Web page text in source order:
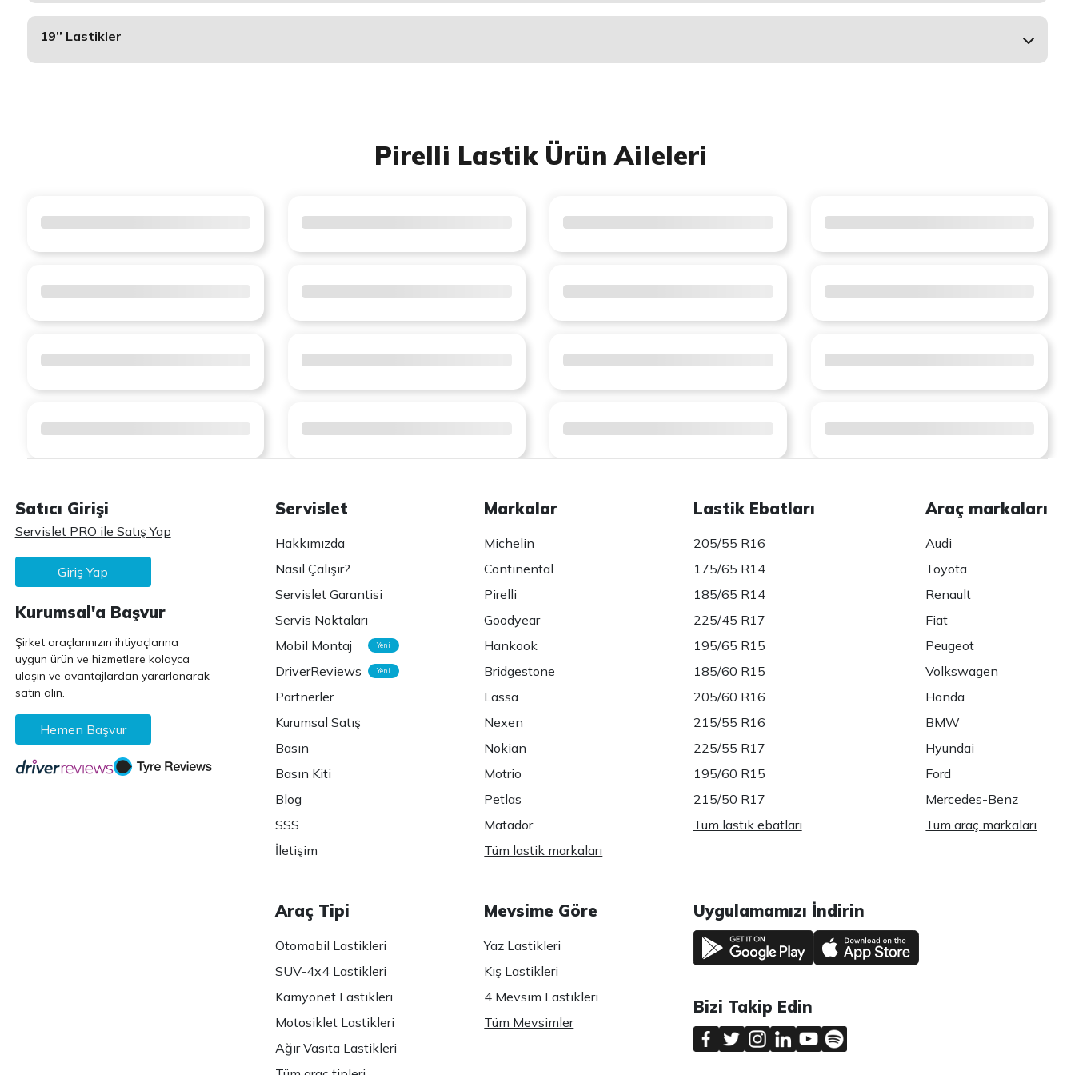
19’’ Lastikler
Pirelli Lastik Ürün Aileleri
Satıcı Girişi
Servislet PRO ile Satış Yap
Giriş Yap
Kurumsal'a Başvur
Şirket araçlarınızın ihtiyaçlarına
uygun ürün ve hizmetlere kolayca
ulaşın ve avantajlardan yararlanarak
satın alın.
Hemen Başvur
Servislet
Hakkımızda
Nasıl Çalışır?
Servislet Garantisi
Servis Noktaları
Mobil Montaj
Yeni
DriverReviews Yeni
Partnerler
Kurumsal Satış
Basın
Basın Kiti
Blog
SSS
İletişim
Markalar
Michelin
Continental
Pirelli
Goodyear
Hankook
Bridgestone
Lassa
Nexen
Nokian
Motrio
Petlas
Matador
Tüm lastik markaları
Lastik Ebatları
205/55 R16
175/65 R14
185/65 R14
225/45 R17
195/65 R15
185/60 R15
205/60 R16
215/55 R16
225/55 R17
195/60 R15
215/50 R17
Tüm lastik ebatları
Araç markaları
Audi
Toyota
Renault
Fiat
Peugeot
Volkswagen
Honda
BMW
Hyundai
Ford
Mercedes-Benz
Tüm araç markaları
Araç Tipi
Otomobil Lastikleri
SUV-4x4 Lastikleri
Kamyonet Lastikleri
Motosiklet Lastikleri
Ağır Vasıta Lastikleri
Mevsime Göre
Yaz Lastikleri
Kış Lastikleri
4 Mevsim Lastikleri
Tüm Mevsimler
Uygulamamızı İndirin
Bizi Takip Edin